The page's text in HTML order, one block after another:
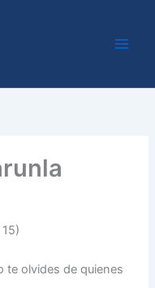
te olvides de quienes